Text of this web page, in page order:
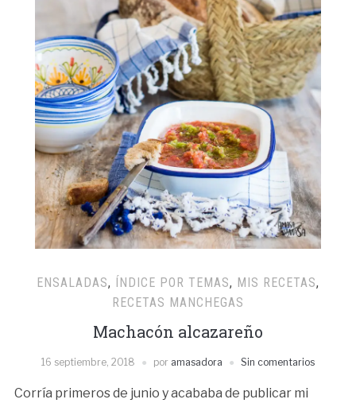
ENSALADAS, ÍNDICE POR TEMAS, MIS RECETAS,
RECETAS MANCHEGAS
Machacón alcazareño
16 septiembre, 2018 por amasadora Sin comentarios
Corría primeros de junio y acababa de publicar mi